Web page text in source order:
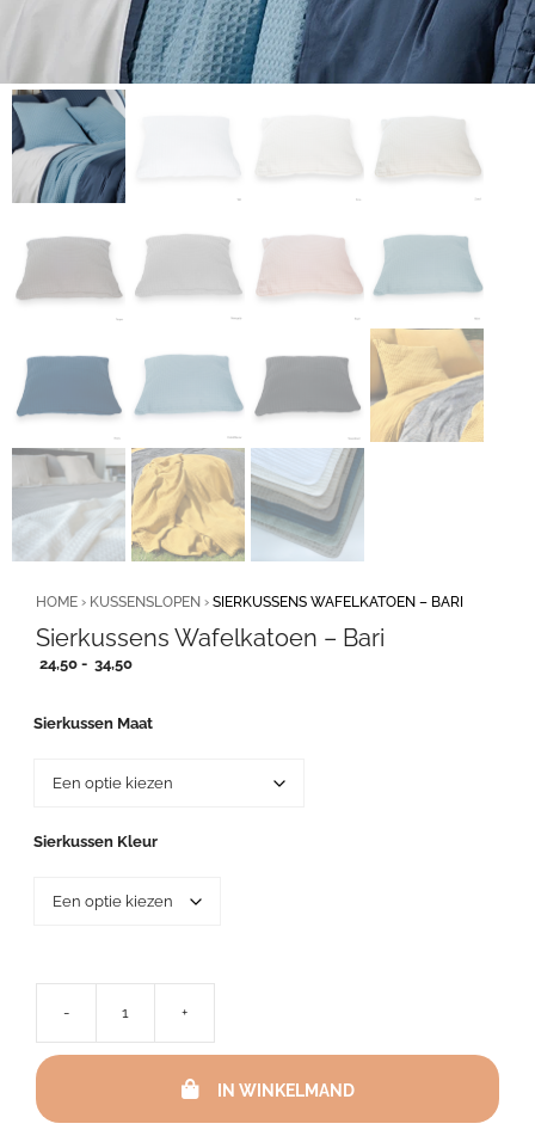
HOME › KUSSENSLOPEN › SIERKUSSENS WAFELKATOEN – BARI
Sierkussens Wafelkatoen – Bari
24,50 - 34,50Prijsklasse:
34,50
Sierkussen Maat
Sierkussen Kleur
-
Wafelkatoen
Bari
+
IN WINKELMAND